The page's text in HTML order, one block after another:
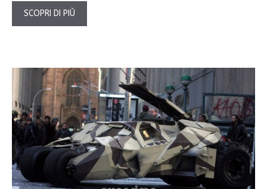
SCOPRI DI PIÙ